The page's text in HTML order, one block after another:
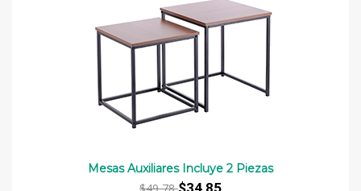
Mesas Auxiliares Incluye 2 Piezas
$49,78$34,85